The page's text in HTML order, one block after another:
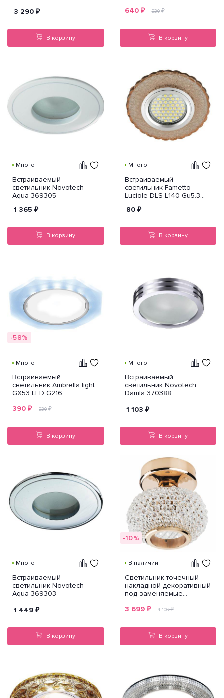
3 290 ₽
В корзину
640₽ 930₽
В корзину
Много
Встраиваемый
светильник Novotech
Aqua 369305
1 365 ₽
В корзину
Много
Встраиваемый
светильник Fametto
Luciole DLS-L140 Gu5.3
80₽
В корзину
-58%
Много
Встраиваемый
светильник Ambrella light
GX53 LED G216
390 ₽ 930₽
В корзину
Много
Встраиваемый
светильник Novotech
Damla 370388
1 103 ₽
В корзину
Много
Встраиваемый
светильник Novotech
Aqua 369303
1 449 ₽
В корзину
-10%
В наличии
Светильник точечный
накладной декоративный
под заменяемые
лампы Monile Top
3 699₽ 4 106₽
В корзину